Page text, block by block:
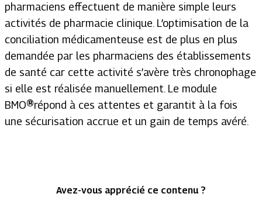
pharmaciens effectuent de manière simple leurs
activités de pharmacie clinique. L’optimisation de la
conciliation médicamenteuse est de plus en plus
demandée par les pharmaciens des établissements
de santé car cette activité s’avère très chronophage
si elle est réalisée manuellement. Le module
BMO®répond à ces attentes et garantit à la fois
une sécurisation accrue et un gain de temps avéré.
Avez-vous apprécié ce contenu ?